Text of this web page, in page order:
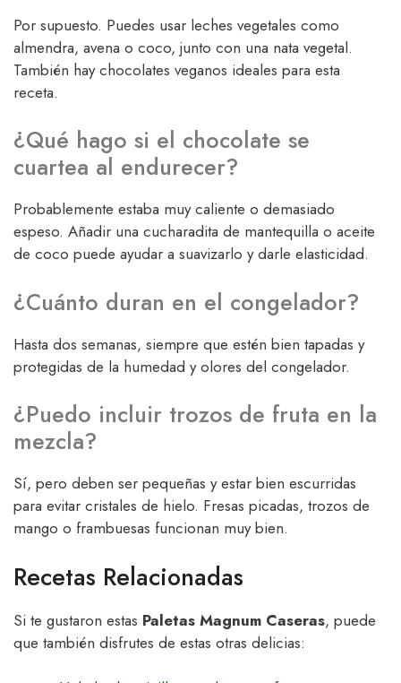
Por supuesto. Puedes usar leches vegetales como
almendra, avena o coco, junto con una nata vegetal.
También hay chocolates veganos ideales para esta
receta.
¿Qué hago si el chocolate se
cuartea al endurecer?
Probablemente estaba muy caliente o demasiado
espeso. Añadir una cucharadita de mantequilla o aceite
de coco puede ayudar a suavizarlo y darle elasticidad.
¿Cuánto duran en el congelador?
Hasta dos semanas, siempre que estén bien tapadas y
protegidas de la humedad y olores del congelador.
¿Puedo incluir trozos de fruta en la
mezcla?
Sí, pero deben ser pequeñas y estar bien escurridas
para evitar cristales de hielo. Fresas picadas, trozos de
mango o frambuesas funcionan muy bien.
Recetas Relacionadas
Si te gustaron estas Paletas Magnum Caseras, puede
que también disfrutes de estas otras delicias: